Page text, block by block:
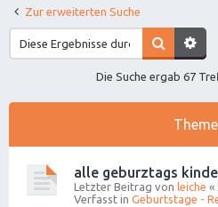
Zur erweiterten Suche
Die Suche ergab 67
alle geburztags
Letzter Beitrag von leiche «
Verfasst in Geburtstage -